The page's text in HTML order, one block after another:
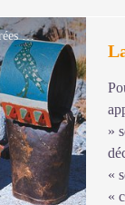
Sonnailles décorées - Parc national des Cévennes
»
«
«